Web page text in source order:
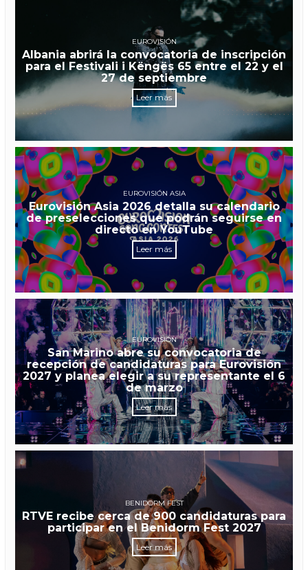
EUROVISIÓN
Albania abrirá la convocatoria de inscripción
para el Festivali i Këngës 65 entre el 22 y el
27 de septiembre
Leer más
EUROVISIÓN ASIA
Eurovisión Asia 2026 detalla su calendario
de preselecciones que podrán seguirse en
directo en YouTube
Leer más
EUROVISIÓN
San Marino abre su convocatoria de
recepción de candidaturas para Eurovisión
2027 y planea elegir a su representante el 6
de marzo
Leer más
BENIDORM FEST
RTVE recibe cerca de 900 candidaturas para
participar en el Benidorm Fest 2027
Leer más